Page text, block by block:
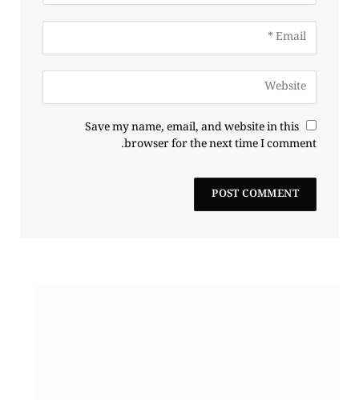
Save my name, email, and website in this
browser for the next time I comment.